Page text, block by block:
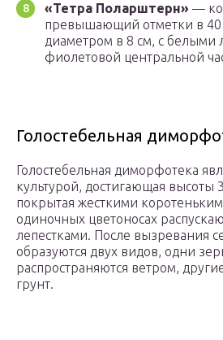
«Тетра Поларштерн» —
превышающий отметки в 40
диаметром в 8 см, с белыми
фиолетовой центральной
Голостебельная
Голостебельная диморфотека
культурой, достигающая высоты
покрытая жесткими
одиночных цветоносах
лепестками. После вызревания
образуются двух видов, одни
распространяются ветром,
грунт.